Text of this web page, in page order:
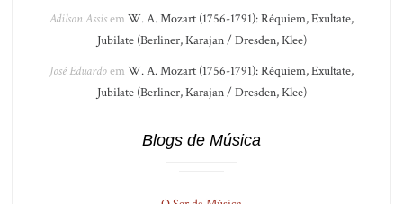
Adilson Assisem W. A. Mozart (1756-1791): Réquiem, Exultate,
Jubilate (Berliner, Karajan / Dresden, Klee)
José Eduardoem W. A. Mozart (1756-1791): Réquiem, Exultate,
Jubilate (Berliner, Karajan / Dresden, Klee)
Blogs de Música